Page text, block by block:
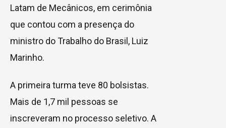
Latam de Mecânicos, em cerimônia
que contou com a presença do
ministro do Trabalho do Brasil, Luiz
Marinho.
A primeira turma teve 80 bolsistas.
Mais de 1,7 mil pessoas se
inscreveram no processo seletivo. A